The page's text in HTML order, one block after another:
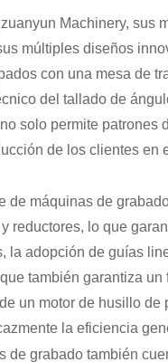
Machinery, sus
múltiples diseños
con una mesa de
del tallado de
solo permite patrones
de los clientes en
máquinas de
reductores, lo que
la adopción de guías
también garantiza
un motor de husillo
la eficiencia
grabado también